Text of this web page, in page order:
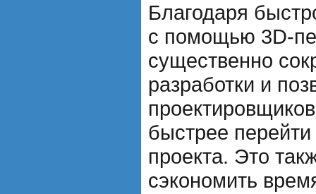
Благодаря
с помощью 3D-
существенно
разработки и
быстрее
проекта. Это
сэкономить